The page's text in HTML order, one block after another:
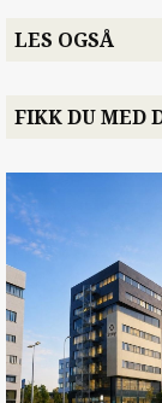
LES OGSÅ
FIKK DU MED